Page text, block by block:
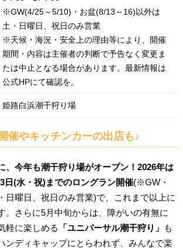
※GW(4/25～5/10)・お盆(8/13～16)以外は
土・日曜日、祝日のみ営業
※天候・海況・安全上の理由等により、開催
期間・内容は主催者の判断で予告なく変更ま
たは中止となる場合があります。最新情報は
公式HPにて確認を。
姫路白浜潮干狩り場
催やキッチンカーの出店も♪
、今年も潮干狩り場がオープン！2026年は
日(水・祝)までのロングラン開催(※GW・
日曜日、祝日のみ営業)で、これまで以上に
。さらに5月中旬からは、障がいの有無に
軽に楽しめる
「ユニバーサル潮干狩り」 も
ンディキャップにとらわれず、みんなで楽